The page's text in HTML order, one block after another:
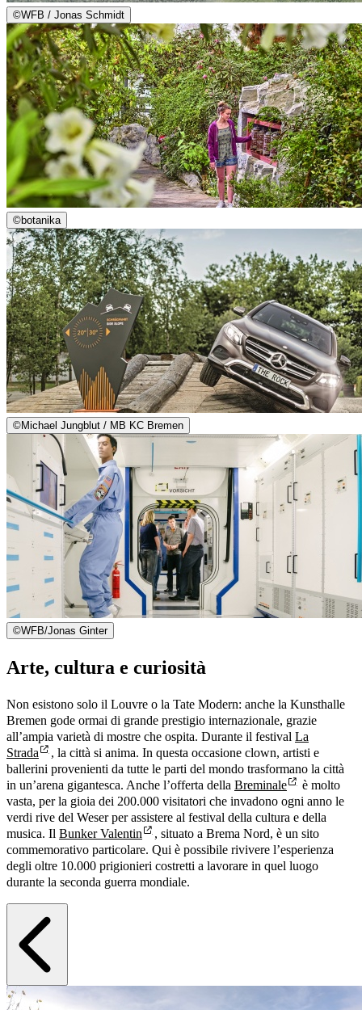
©WFB / Jonas Schmidt
©botanika
©Michael Jungblut / MB KC Bremen
©WFB/Jonas Ginter
Arte, cultura e curiosità
Non esistono solo il Louvre o la Tate Modern: anche la Kunsthalle
Bremen gode ormai di grande prestigio internazionale, grazie
all’ampia varietà di mostre che ospita. Durante il festival La
Strada
, la città si anima. In questa occasione clown, artisti e
ballerini provenienti da tutte le parti del mondo trasformano la città
in un’arena gigantesca. Anche l’offerta della Breminale
è molto
vasta, per la gioia dei 200.000 visitatori che invadono ogni anno le
verdi rive del Weser per assistere al festival della cultura e della
musica. Il Bunker Valentin
, situato a Brema Nord, è un sito
commemorativo particolare. Qui è possibile rivivere l’esperienza
degli oltre 10.000 prigionieri costretti a lavorare in quel luogo
durante la seconda guerra mondiale.